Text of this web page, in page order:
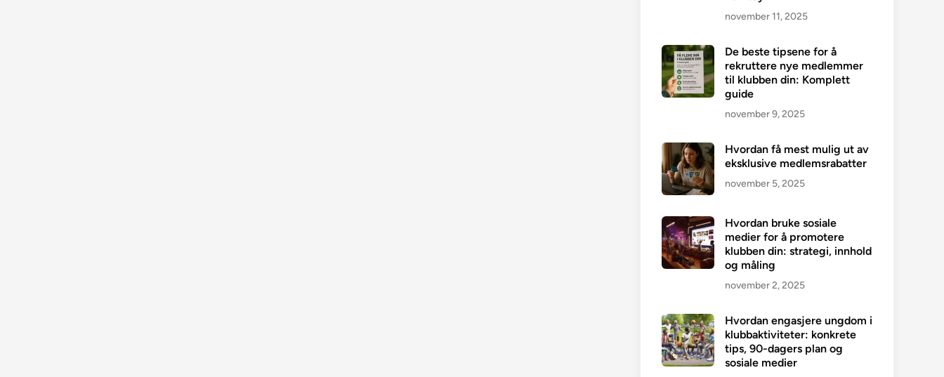
november 11, 2025
De beste tipsene for å
rekruttere nye medlemmer
til klubben din: Komplett
guide
november 9, 2025
Hvordan få mest mulig ut av
eksklusive medlemsrabatter
november 5, 2025
Hvordan bruke sosiale
medier for å promotere
klubben din: strategi, innhold
og måling
november 2, 2025
Hvordan engasjere ungdom i
klubbaktiviteter: konkrete
tips, 90-dagers plan og
sosiale medier